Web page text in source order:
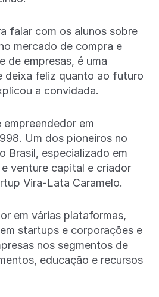
falar com os alunos sobre
mercado de compra e
de empresas, é uma
deixa feliz quanto ao futuro
a convidada.
em
Um dos pioneiros no
Brasil, especializado em
venture capital e criador
Vira-Lata Caramelo.
em várias plataformas,
startups e corporações e
nos segmentos de
educação e recursos